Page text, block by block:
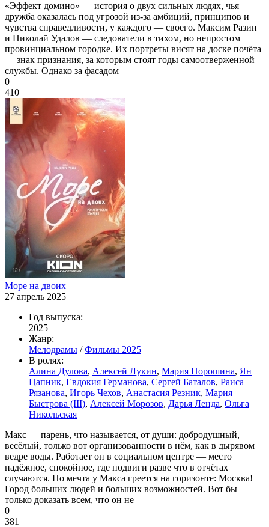
«Эффект домино» — история о двух сильных людях, чья
дружба оказалась под угрозой из-за амбиций, принципов и
чувства справедливости, у каждого — своего. Максим Разин
и Николай Удалов — следователи в тихом, но непростом
провинциальном городке. Их портреты висят на доске почёта
— знак признания, за которым стоят годы самоотверженной
службы. Однако за фасадом
0
410
Море на двоих
27 апрель 2025
Год выпуска:
2025
Жанр:
Мелодрамы /Фильмы 2025
В ролях:
Алина Дулова, Алексей Лукин, Мария Порошина, Ян
Цапник, Евдокия Германова, Сергей Баталов, Раиса
Рязанова, Игорь Чехов, Анастасия Резник, Мария
Быстрова (III), Алексей Морозов, Дарья Ленда, Ольга
Никольская
Макс — парень, что называется, от души: добродушный,
весёлый, только вот организованности в нём, как в дырявом
ведре воды. Работает он в социальном центре — место
надёжное, спокойное, где подвиги разве что в отчётах
случаются. Но мечта у Макса греется на горизонте: Москва!
Город больших людей и больших возможностей. Вот бы
только доказать всем, что он не
0
381